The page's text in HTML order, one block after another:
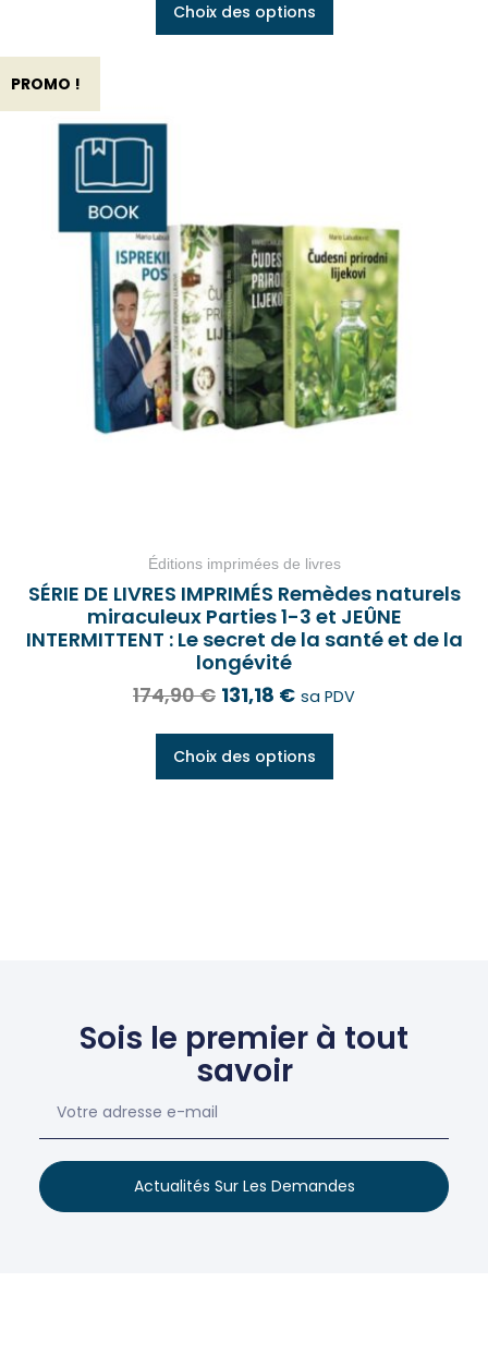
Choix des options
PROMO !
Éditions imprimées de livres
SÉRIE DE LIVRES IMPRIMÉS Remèdes naturels
miraculeux Parties 1-3 et JEÛNE
INTERMITTENT : Le secret de la santé et de la
longévité
174,90€ 131,18 € sa PDV
Choix des options
Sois le premier à tout
savoir
Actualités Sur Les Demandes